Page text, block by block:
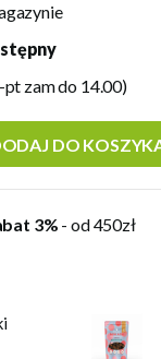
zam do 14.00)
DO
3% - od 450zł